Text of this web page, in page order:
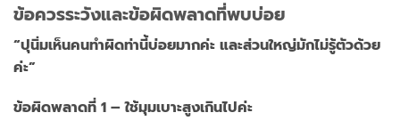
ข้อควรระวังและข้อผิดพลาดที่พบบ่อย
“ปุนิ่มเห็นคนทำผิดท่านี้บ่อยมากค่ะ และส่วนใหญ่มักไม่รู้ตัวด้วย
ค่ะ”
ข้อผิดพลาดที่ 1 – ใช้มุมเบาะสูงเกินไปค่ะ